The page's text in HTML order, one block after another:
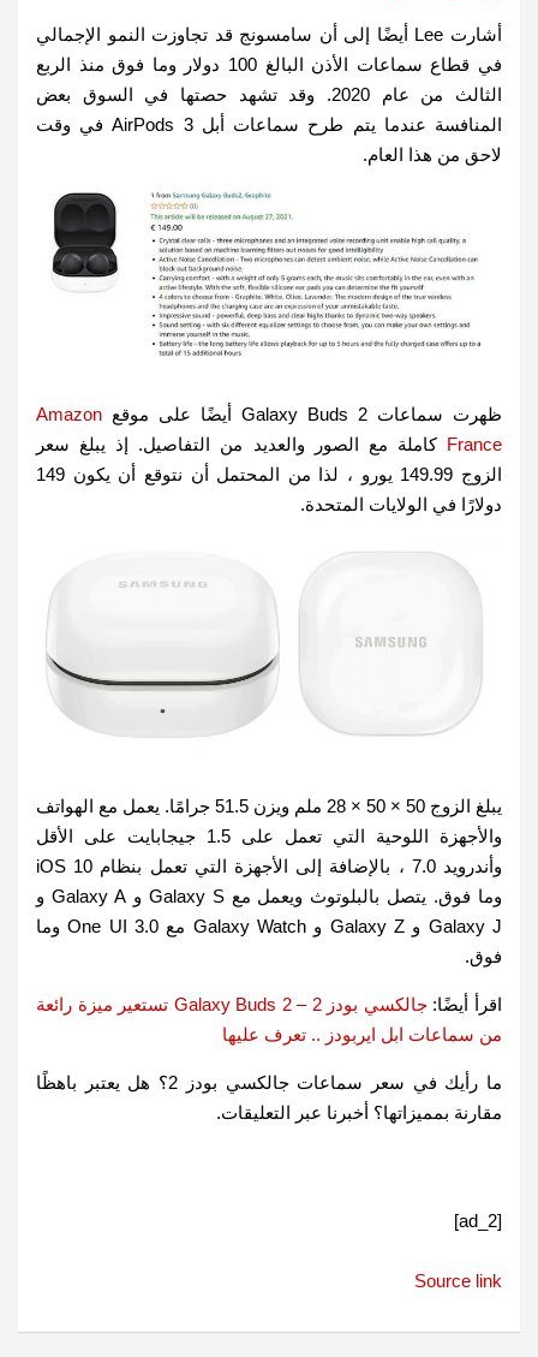
أشارت Lee أيضًا إلى أن سامسونج قد تجاوزت النمو الإجمالي
في قطاع سماعات الأذن البالغ 100 دولار وما فوق منذ الربع
الثالث من عام 2020. وقد تشهد حصتها في السوق بعض
المنافسة عندما يتم طرح سماعات أبل AirPods 3 في وقت
لاحق من هذا العام.
ظهرت سماعات Galaxy Buds 2 أيضًا على موقع
Amazon
France كاملة مع الصور والعديد من التفاصيل. إذ يبلغ سعر
الزوج 149.99 يورو ، لذا من المحتمل أن نتوقع أن يكون 149
دولارًا في الولايات المتحدة.
يبلغ الزوج 50 × 50 × 28 ملم ويزن 51.5 جرامًا. يعمل مع الهواتف
والأجهزة اللوحية التي تعمل على 1.5 جيجابايت على الأقل
وأندرويد 7.0 ، بالإضافة إلى الأجهزة التي تعمل بنظام iOS 10
وما فوق. يتصل بالبلوتوث ويعمل مع Galaxy S و Galaxy A و
Galaxy J و Galaxy Z و Galaxy Watch مع One UI 3.0 وما
فوق.
اقرأ أيضًا:
جالكسي بودز 2 – Galaxy Buds 2 تستعير ميزة رائعة
من سماعات ابل ايربودز .. تعرف عليها
ما رأيك في سعر سماعات جالكسي بودز 2؟ هل يعتبر باهظًا
مقارنة بمميزاتها؟ أخبرنا عبر التعليقات.
[ad_2]
Source link